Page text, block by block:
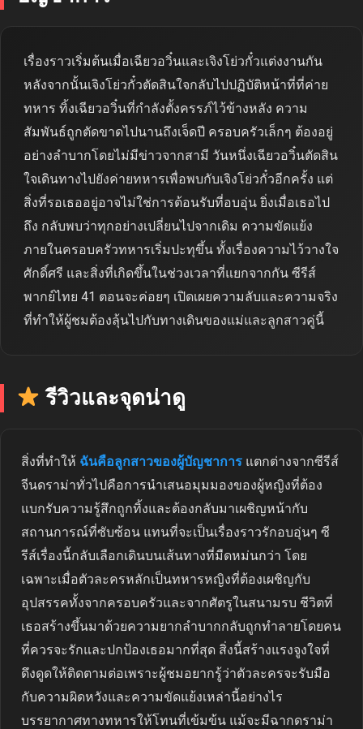
เรื่องราวเริ่มต้นเมื่อเฉียวอวิ๋นและเจิงโย่วกั๋วแต่งงานกัน
หลังจากนั้นเจิงโย่วกั๋วตัดสินใจกลับไปปฏิบัติหน้าที่ที่ค่าย
ทหาร ทิ้งเฉียวอวิ๋นที่กำลังตั้งครรภ์ไว้ข้างหลัง ความ
สัมพันธ์ถูกตัดขาดไปนานถึงเจ็ดปี ครอบครัวเล็กๆ ต้องอยู่
อย่างลำบากโดยไม่มีข่าวจากสามี วันหนึ่งเฉียวอวิ๋นตัดสิน
ใจเดินทางไปยังค่ายทหารเพื่อพบกับเจิงโย่วกั๋วอีกครั้ง แต่
สิ่งที่รอเธออยู่อาจไม่ใช่การต้อนรับที่อบอุ่น ยิ่งเมื่อเธอไป
ถึง กลับพบว่าทุกอย่างเปลี่ยนไปจากเดิม ความขัดแย้ง
ภายในครอบครัวทหารเริ่มปะทุขึ้น ทั้งเรื่องความไว้วางใจ
ศักดิ์ศรี และสิ่งที่เกิดขึ้นในช่วงเวลาที่แยกจากกัน ซีรีส์
พากย์ไทย 41 ตอนจะค่อยๆ เปิดเผยความลับและความจริง
ที่ทำให้ผู้ชมต้องลุ้นไปกับทางเดินของแม่และลูกสาวคู่นี้
รีวิวและจุดน่าดู
สิ่งที่ทำให้ ฉันคือลูกสาวของผู้บัญชาการ แตกต่างจากซีรีส์
จีนดราม่าทั่วไปคือการนำเสนอมุมมองของผู้หญิงที่ต้อง
แบกรับความรู้สึกถูกทิ้งและต้องกลับมาเผชิญหน้ากับ
สถานการณ์ที่ซับซ้อน แทนที่จะเป็นเรื่องราวรักอบอุ่นๆ ซี
รีส์เรื่องนี้กลับเลือกเดินบนเส้นทางที่มืดหม่นกว่า โดย
เฉพาะเมื่อตัวละครหลักเป็นทหารหญิงที่ต้องเผชิญกับ
อุปสรรคทั้งจากครอบครัวและจากศัตรูในสนามรบ ชีวิตที่
เธอสร้างขึ้นมาด้วยความยากลำบากกลับถูกทำลายโดยคน
ที่ควรจะรักและปกป้องเธอมากที่สุด สิ่งนี้สร้างแรงจูงใจที่
ดึงดูดให้ติดตามต่อเพราะผู้ชมอยากรู้ว่าตัวละครจะรับมือ
กับความผิดหวังและความขัดแย้งเหล่านี้อย่างไร
บรรยากาศทางทหารให้โทนที่เข้มข้น แม้จะมีฉากดราม่า